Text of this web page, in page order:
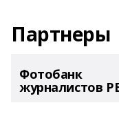
Партнеры
Фотобанк
журналистов